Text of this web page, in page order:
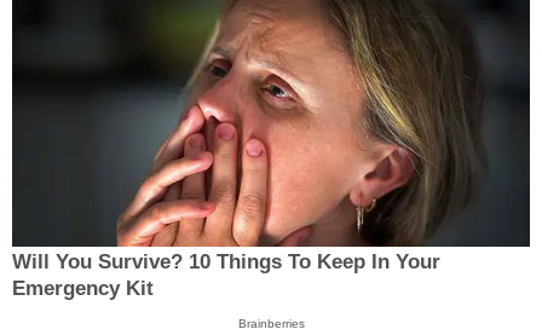
Will You Survive? 10 Things To Keep In Your
Emergency Kit
Brainberries